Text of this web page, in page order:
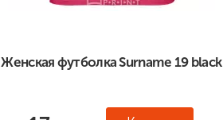
Женская футболка Surname 19 black